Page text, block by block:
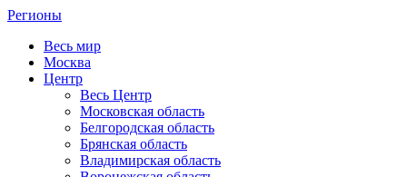
Регионы
Весь мир
Москва
Центр
Весь Центр
Московская область
Белгородская область
Брянская область
Владимирская область